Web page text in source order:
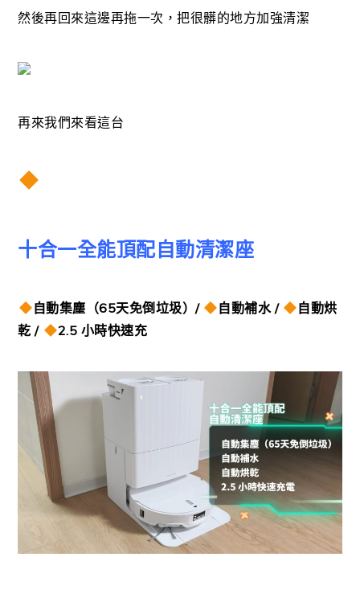
然後再回來這邊再拖一次，把很髒的地方加強清潔
再來我們來看這台
十合一全能頂配自動清潔座
自動集塵（65天免倒垃圾）/ 自動補水 /
自動烘
乾 /
2.5 小時快速充